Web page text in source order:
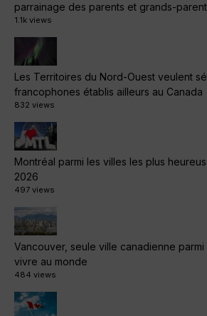
parrainage des parents et grands-
1.1k views
Les Territoires du Nord-Ouest veulent
francophones établis ailleurs au Canada
832 views
Montréal parmi les villes les plus
2026
497 views
Vancouver, seule ville canadienne
vivre au monde
484 views